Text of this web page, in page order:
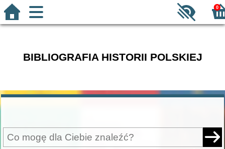
0
BIBLIOGRAFIA HISTORII POLSKIEJ